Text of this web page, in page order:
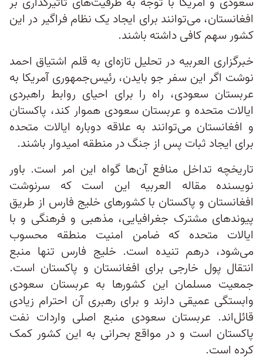
افغانستان، می‌توانند برای ایجاد یک نظام فراگیر در این
کشور سهم کافی داشته باشند.
خبرگزاری العربیه در تحلیل تازه‌ای به قلم اشتیاق احمد
نوشت اگر این سفر جو بایدن، رئیس‌جمهوری آمریکا به
عربستان سعودی، راه را برای احیای روابط راهبردی
ایالات متحده و عربستان سعودی هموار کند، پاکستان
و افغانستان می‌توانند به علاقه دوباره ایالات متحده
برای ایجاد ثبات پس از جنگ در منطقه امیدوار باشند.
تاریخچه تداخل منافع آن‌ها گواه این امر است. باور
نویسنده مقاله العربیه این است که سرنوشت
افغانستان و پاکستان با کشورهای خلیج فارس از طریق
پیوندهای مشترک جغرافیایی، مذهبی و فرهنگی و با
ایالات متحده که ضامن امنیت منطقه محسوب
می‌شود، درهم‌ تنیده است. خلیج فارس تنها منبع
انتقال پول خارجی برای افغانستان و پاکستان است.
جمعیت مسلمان این کشورها به عربستان سعودی
وابستگی عمیقی دارند و برای رهبری آن احترام زیادی
قائل‌اند. عربستان سعودی منبع اصلی واردات نفت
پاکستان است و در مواقع بحرانی به این کشور کمک
کرده است.